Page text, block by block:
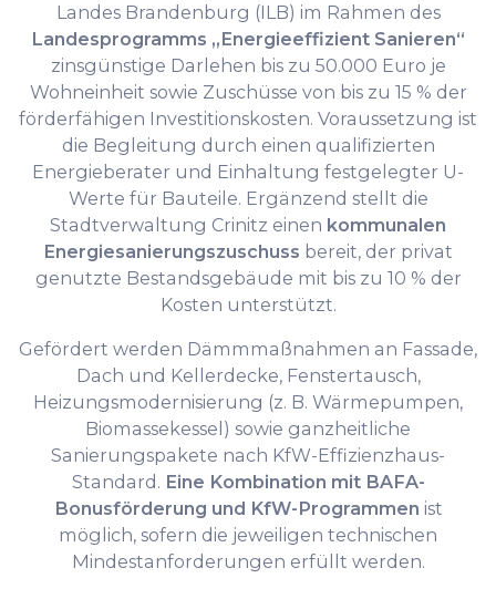
Landes Brandenburg (ILB) im Rahmen des
Landesprogramms „Energieeffizient Sanieren“
zinsgünstige Darlehen bis zu 50.000 Euro je
Wohneinheit sowie Zuschüsse von bis zu 15 % der
förderfähigen Investitionskosten. Voraussetzung ist
die Begleitung durch einen qualifizierten
Energieberater und Einhaltung festgelegter U-
Werte für Bauteile. Ergänzend stellt die
Stadtverwaltung Crinitz einen kommunalen
Energiesanierungszuschuss bereit, der privat
genutzte Bestandsgebäude mit bis zu 10 % der
Kosten unterstützt.
Gefördert werden Dämmmaßnahmen an Fassade,
Dach und Kellerdecke, Fenstertausch,
Heizungsmodernisierung (z. B. Wärmepumpen,
Biomassekessel) sowie ganzheitliche
Sanierungspakete nach KfW-Effizienzhaus-
Standard. Eine Kombination mit BAFA-
Bonusförderung und KfW-Programmen ist
möglich, sofern die jeweiligen technischen
Mindestanforderungen erfüllt werden.